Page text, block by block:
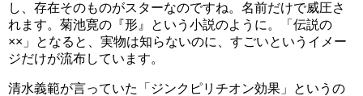
し、存在そのものがスターなのですね。名前だけで威圧さ
れます。菊池寛の『形』という小説のように。「伝説の
××」となると、実物は知らないのに、すごいというイメー
ジだけが流布しています。
清水義範が言っていた「ジンクピリチオン効果」というの